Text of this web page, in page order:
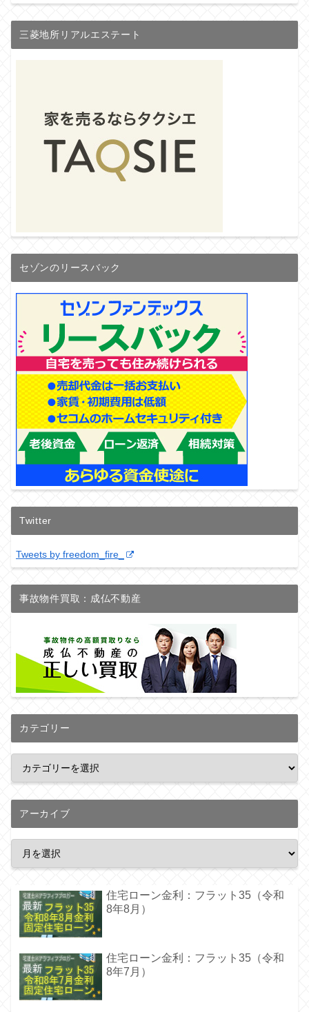
三菱地所リアルエステート
セゾンのリースバック
Twitter
Tweets by freedom_fire_
事故物件買取：成仏不動産
カテゴリー
アーカイブ
住宅ローン金利：フラット35（令和
8年8月）
住宅ローン金利：フラット35（令和
8年7月）